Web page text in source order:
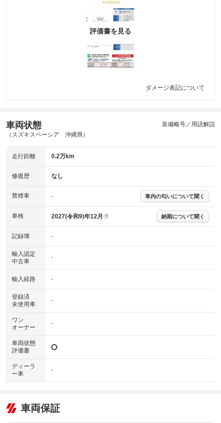
評価書を見る
ダメージ表記について
車両状態
（スズキスペーシア 沖縄県）
装備略号／用語解説
走行距離 0.2万km
修復歴 なし
禁煙車 - 車内の匂いについて聞く
車検 2027(令和9)年12月 ? 納期について聞く
記録簿 -
輸入認定
中古車
-
輸入経路 -
登録済
未使用車
-
ワン
オーナー
-
車両状態
評価書
ディーラ
ー車
-
車両保証